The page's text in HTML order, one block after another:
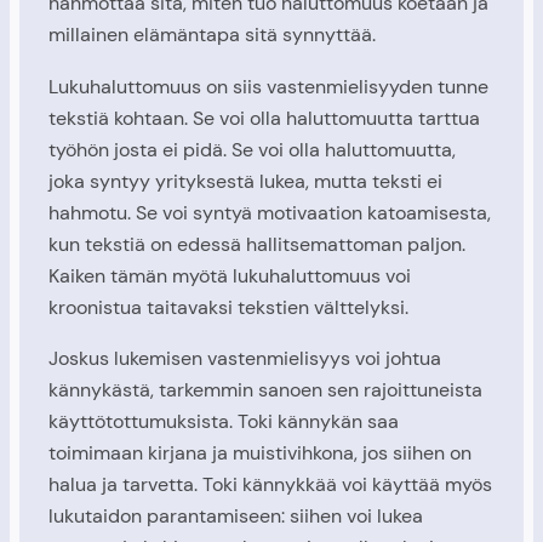
millainen elämäntapa sitä synnyttää.
Lukuhaluttomuus on siis vastenmielisyyden tunne
tekstiä kohtaan. Se voi olla haluttomuutta tarttua
työhön josta ei pidä. Se voi olla haluttomuutta,
joka syntyy yrityksestä lukea, mutta teksti ei
hahmotu. Se voi syntyä motivaation katoamisesta,
kun tekstiä on edessä hallitsemattoman paljon.
Kaiken tämän myötä lukuhaluttomuus voi
kroonistua taitavaksi tekstien välttelyksi.
Joskus lukemisen vastenmielisyys voi johtua
kännykästä, tarkemmin sanoen sen rajoittuneista
käyttötottumuksista. Toki kännykän saa
toimimaan kirjana ja muistivihkona, jos siihen on
halua ja tarvetta. Toki kännykkää voi käyttää myös
lukutaidon parantamiseen: siihen voi lukea